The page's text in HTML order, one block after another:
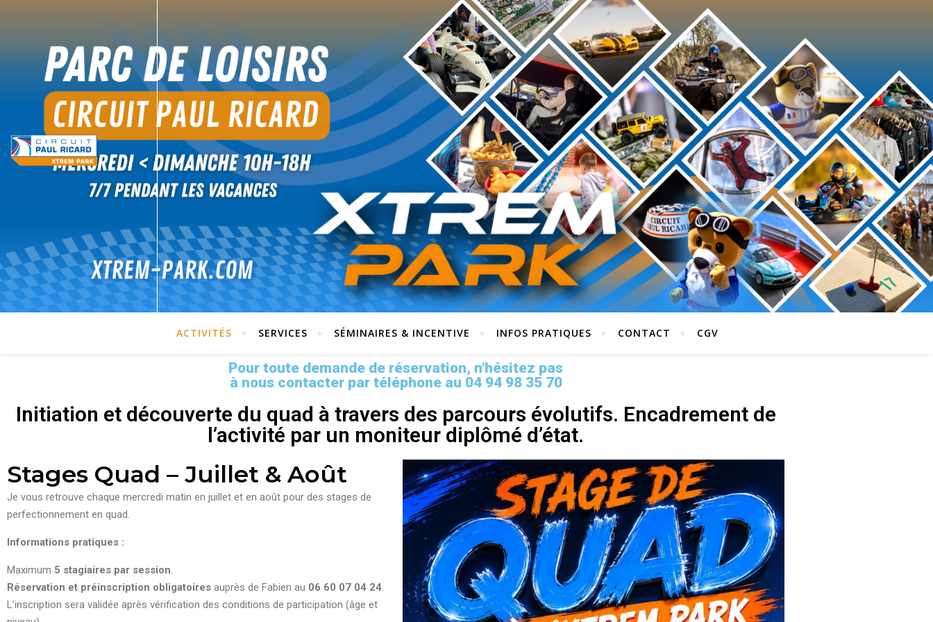
ACTIVITÉS SERVICES SÉMINAIRES & INCENTIVE INFOS PRATIQUES CONTACT CGV
Pour toute demande de réservation, n'hésitez pas
à nous contacter par téléphone au 04 94 98 35 70
Initiation et découverte du quad à travers des parcours évolutifs. Encadrement de
l’activité par un moniteur diplômé d’état.
Stages Quad – Juillet & Août
Je vous retrouve chaque mercredi matin en juillet et en août pour des stages de
perfectionnement en quad.
Informations pratiques :
Maximum 5 stagiaires par session.
Réservation et préinscription obligatoires auprès de Fabien au 06 60 07 04 24.
L’inscription sera validée après vérification des conditions de participation (âge et